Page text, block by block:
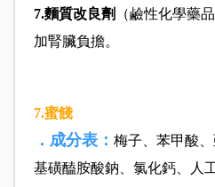
7.麵質改良劑
（鹼性化學藥
加腎臟負擔。
7.蜜餞
．成分表： 梅子、苯甲酸
基磺醘胺酸鈉、氯化鈣、人